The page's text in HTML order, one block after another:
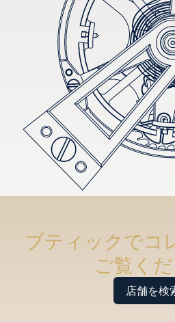
ブティックでコ
ご覧く
店舗を検